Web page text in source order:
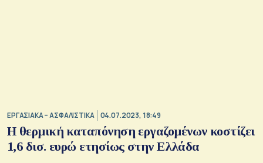
ΕΡΓΑΣΙΑΚΑ – ΑΣΦΑΛΙΣΤΙΚΑ 04.07.2023, 18:49
Η θερμική καταπόνηση εργαζομένων κοστίζει
1,6 δισ. ευρώ ετησίως στην Ελλάδα